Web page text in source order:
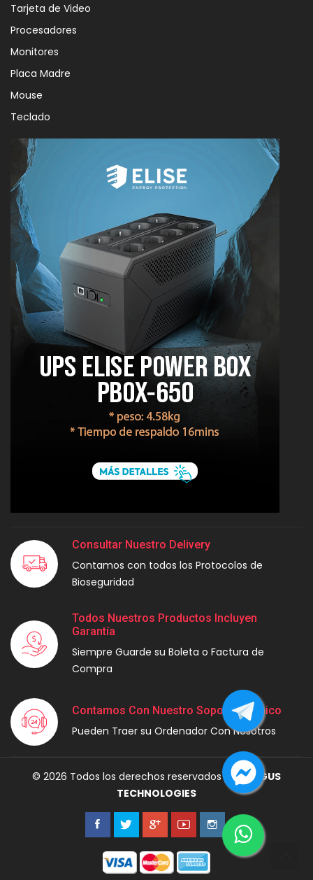
Tarjeta de Video
Procesadores
Monitores
Placa Madre
Mouse
Teclado
Consultar Nuestro Delivery
Contamos con todos los Protocolos de
Bioseguridad
Todos Nuestros Productos Incluyen
Garantía
Siempre Guarde su Boleta o Factura de
Compra
Contamos Con Nuestro Soporte Técnico
Pueden Traer su Ordenador Con Nosotros
© 2026 Todos los derechos reservados porMAGUS
TECHNOLOGIES